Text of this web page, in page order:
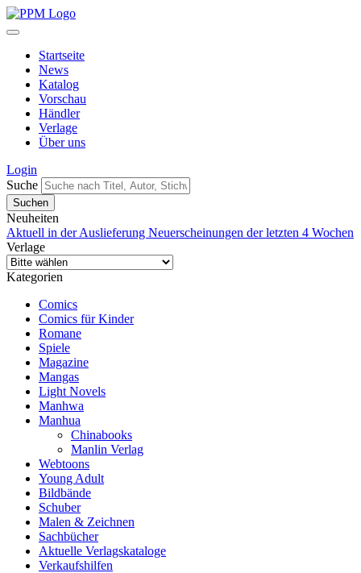
Startseite
News
Katalog
Vorschau
Händler
Verlage
Über uns
Login
Suche
Neuheiten
Aktuell in der Auslieferung Neuerscheinungen der letzten 4 Wochen
Verlage
Kategorien
Comics
Comics für Kinder
Romane
Spiele
Magazine
Mangas
Light Novels
Manhwa
Manhua
Chinabooks
Manlin Verlag
Webtoons
Young Adult
Bildbände
Schuber
Malen & Zeichnen
Sachbücher
Aktuelle Verlagskataloge
Verkaufshilfen